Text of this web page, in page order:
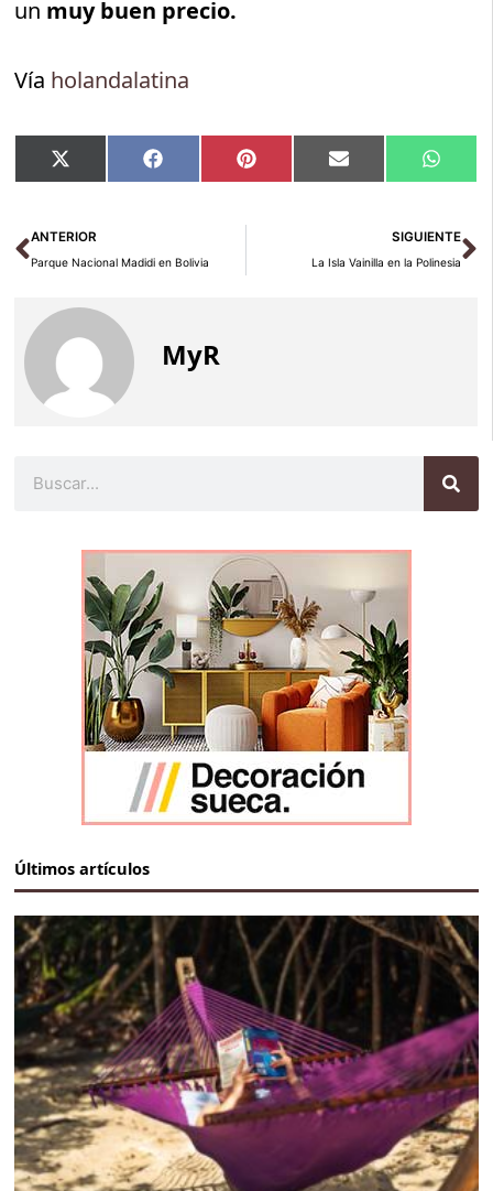
un muy buen precio.
Vía holandalatina
Compartir
en
X
(Twitter)
Compartir
en
Facebook Compartir
en
Pinterest Compartir
en
Email
en
Ant
ANTERIOR
Parque Nacional Madidi en Bolivia
SIGUIENTE
La Isla Vainilla en la Polinesia
MyR
Últimos artículos